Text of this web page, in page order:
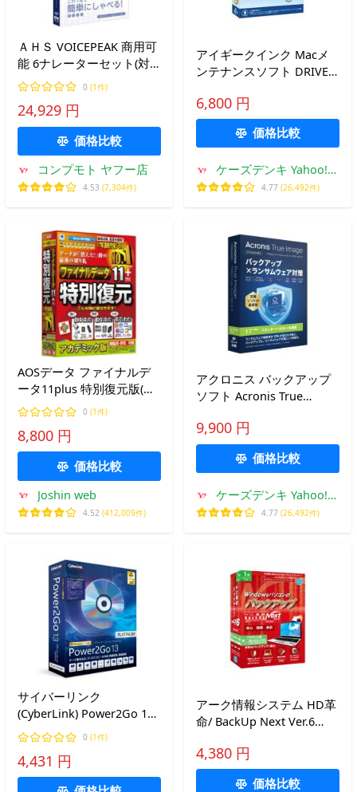
ＡＨＳ VOICEPEAK 商用可
能 6ナレーターセット(対
応OS:WIN&amp;MAC) 目
安在庫=○
0 (1件)
24,929 円
価格比較
コンプモト ヤフー店
4.53 (7,304件)
アイギークインク Macメ
ンテナンスソフト DRIVE
6,800 円
価格比較
ケーズデンキ Yahoo!シ
ョップ
4.77 (26,492件)
AOSデータ ファイナルデ
ータ11plus 特別復元版(ア
カデミック版) ※パッケー
ジ版 ファイナルデータ11P
トクフクAC-W 返品種別B
0 (1件)
8,800 円
価格比較
Joshin web
4.52 (412,009件)
アクロニス バックアップ
ソフト Acronis True
1台
9,900 円
価格比較
ケーズデンキ Yahoo!シ
ョップ
4.77 (26,492件)
サイバーリンク
(CyberLink) Power2Go 13
Platinum 画面録画機能付
き アップグレード &amp;
乗換え版
0 (1件)
4,431 円
アーク情報システム HD革
命/ BackUp Next Ver.6
ック版) ※パッケージ(CD-
ROM)版 HDカクメイ
BACKUPN6STDAC1 返品種
4,380 円
価格比較